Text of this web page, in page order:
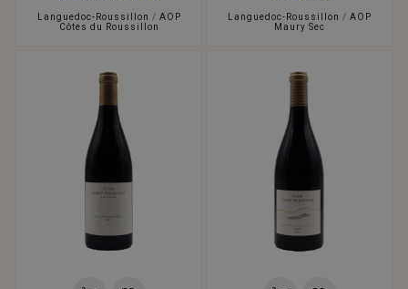
Languedoc-Roussillon / AOP
Côtes du Roussillon
Languedoc-Roussillon / AOP
Maury Sec